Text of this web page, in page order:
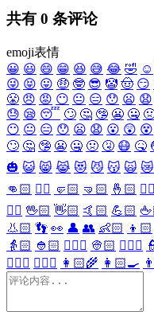
共有 0 条评论
emoji表情
😀 😃 😄 😁 😆 😅 😂 🤣 ☺️
😜 😝 😛 🤑 🤓 😎 🤡 🤠 😏
😤 😠 😡 😶 😐 😑 😯 😦 😧
😓 😪 😴 🙄 🤔 🤥 😬 🤐
😶 😐 😑 😯 😦 😧 😮 😲 😵
🙄 🤔 🤥 😬 🤐 🤢 🤧 😷 🤒
🎃 😺 😸 😹 😻 😼 😽 🙀 😿
👊🏻 ✊🏻 🤛🏻 🤜🏻 🤞🏻 ✌🏻
🖐🏻 🖖🏻 👋🏻 🤙🏻 💪🏻
👃🏻 👣 👀 👤 👥 👶🏻 👦🏻
👵🏻 👲🏻 👳🏻‍♀️ 👳🏻 👮🏻‍♀️
👩🏻‍⚕️ 👨🏻‍⚕️ 👩🏻‍🌾 👩🏻‍🍳